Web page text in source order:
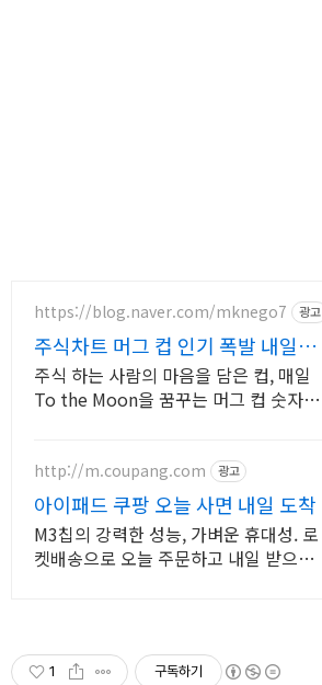
https://blog.naver.com/mknego7 광고
주식차트 머그 컵 인기 폭발 내일은
오늘보다 조금더 높이
주식 하는 사람의 마음을 담은 컵, 매일
To the Moon을 꿈꾸는 머그 컵 숫자가
http://m.coupang.com 광고
아이패드 쿠팡 오늘 사면 내일 도착
M3칩의 강력한 성능, 가벼운 휴대성. 로
켓배송으로 오늘 주문하고 내일 받으세
1 구독하기